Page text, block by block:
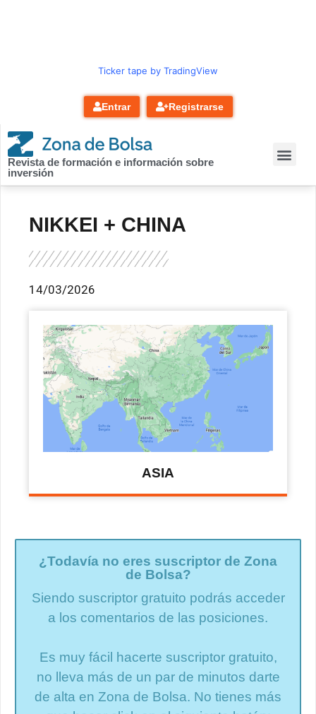
Ticker tape by TradingView
Entrar Registrarse
Revista de formación e información sobre
inversión
NIKKEI + CHINA
14/03/2026
ASIA
¿Todavía no eres suscriptor de Zona
de Bolsa?
Siendo suscriptor gratuito podrás acceder
a los comentarios de las posiciones.
Es muy fácil hacerte suscriptor gratuito,
no lleva más de un par de minutos darte
de alta en Zona de Bolsa. No tienes más